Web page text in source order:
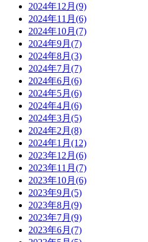
2024年12月(9)
2024年11月(6)
2024年10月(7)
2024年9月(7)
2024年8月(3)
2024年7月(7)
2024年6月(6)
2024年5月(6)
2024年4月(6)
2024年3月(5)
2024年2月(8)
2024年1月(12)
2023年12月(6)
2023年11月(7)
2023年10月(6)
2023年9月(5)
2023年8月(9)
2023年7月(9)
2023年6月(7)